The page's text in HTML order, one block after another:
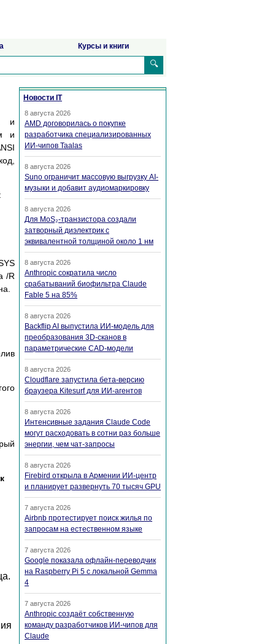
Курсы и книги
🔍
и
и
/R
Новости IT
8 августа 2026
AMD договорилась о покупке
разработчика специализированных
ИИ-чипов Taalas
8 августа 2026
Suno ограничит массовую выгрузку AI-
музыки и добавит аудиомаркировку
8 августа 2026
Для MoS₂-транзистора создали
затворный диэлектрик с
эквивалентной толщиной около 1 нм
8 августа 2026
Anthropic сократила число
срабатываний биофильтра Claude
Fable 5 на 85%
8 августа 2026
Backflip AI выпустила ИИ-модель для
преобразования 3D-сканов в
параметрические CAD-модели
8 августа 2026
Cloudflare запустила бета-версию
браузера Kitesurf для ИИ-агентов
8 августа 2026
Интенсивные задания Claude Code
могут расходовать в сотни раз больше
энергии, чем чат-запросы
8 августа 2026
Firebird открыла в Армении ИИ-центр
и планирует развернуть 70 тысяч GPU
7 августа 2026
Airbnb протестирует поиск жилья по
запросам на естественном языке
7 августа 2026
Google показала офлайн-переводчик
на Raspberry Pi 5 с локальной Gemma
4
7 августа 2026
Anthropic создаёт собственную
команду разработчиков ИИ-чипов для
Claude